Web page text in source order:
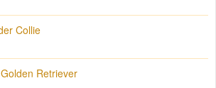
Collie
Golden Retriever